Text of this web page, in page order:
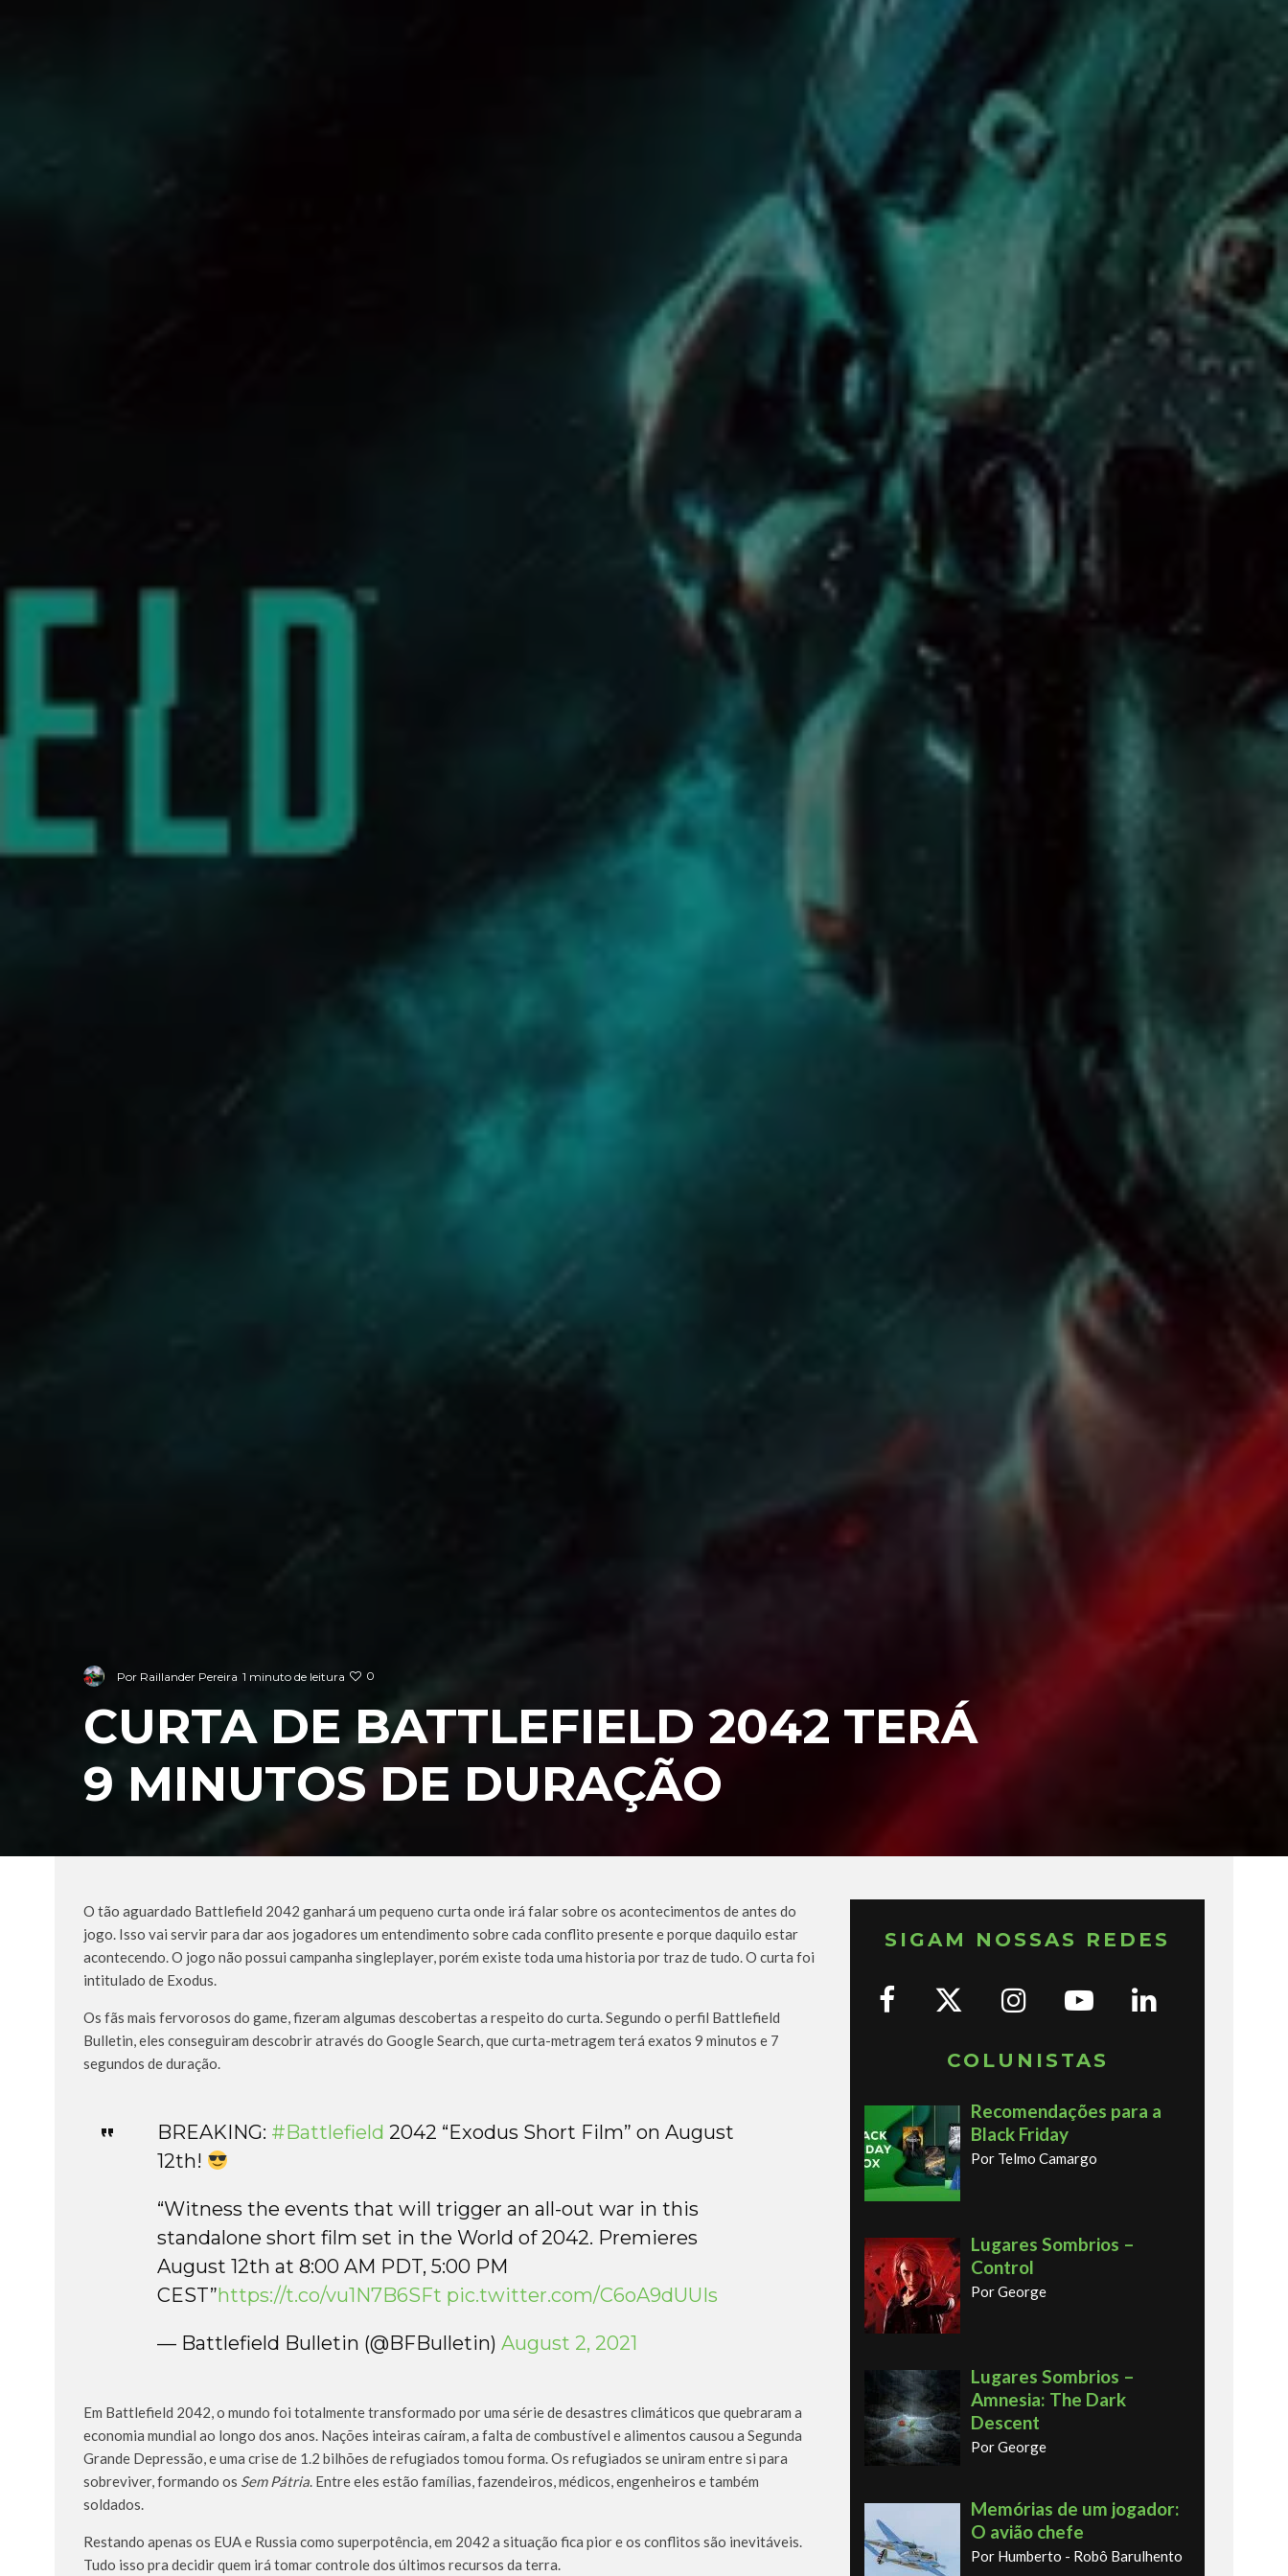
Por Raillander Pereira 1 minuto de leitura 0
CURTA DE BATTLEFIELD 2042 TERÁ
9 MINUTOS DE DURAÇÃO
O tão aguardado Battlefield 2042 ganhará um pequeno curta onde irá falar sobre os acontecimentos de antes do
jogo. Isso vai servir para dar aos jogadores um entendimento sobre cada conflito presente e porque daquilo estar
acontecendo. O jogo não possui campanha singleplayer, porém existe toda uma historia por traz de tudo. O curta foi
intitulado de Exodus.
Os fãs mais fervorosos do game, fizeram algumas descobertas a respeito do curta. Segundo o perfil Battlefield
Bulletin, eles conseguiram descobrir através do Google Search, que curta-metragem terá exatos 9 minutos e 7
segundos de duração.
BREAKING: #Battlefield 2042 “Exodus Short Film” on August
12th!
“Witness the events that will trigger an all-out war in this
standalone short film set in the World of 2042. Premieres
August 12th at 8:00 AM PDT, 5:00 PM
CEST”https://t.co/vu1N7B6SFt pic.twitter.com/C6oA9dUUIs
— Battlefield Bulletin (@BFBulletin) August 2, 2021
Em Battlefield 2042, o mundo foi totalmente transformado por uma série de desastres climáticos que quebraram a
economia mundial ao longo dos anos. Nações inteiras caíram, a falta de combustível e alimentos causou a Segunda
Grande Depressão, e uma crise de 1.2 bilhões de refugiados tomou forma. Os refugiados se uniram entre si para
sobreviver, formando os Sem Pátria. Entre eles estão famílias, fazendeiros, médicos, engenheiros e também
soldados.
Restando apenas os EUA e Russia como superpotência, em 2042 a situação fica pior e os conflitos são inevitáveis.
Tudo isso pra decidir quem irá tomar controle dos últimos recursos da terra.
SIGAM NOSSAS REDES
COLUNISTAS
Recomendações para a
Black Friday
Por Telmo Camargo
Lugares Sombrios –
Control
Por George
Lugares Sombrios –
Amnesia: The Dark
Descent
Por George
Memórias de um jogador:
O avião chefe
Por Humberto - Robô Barulhento